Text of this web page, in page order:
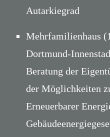
Autarkiegrad
Mehrfamilienhaus
Dortmund-
Beratung der
der Möglichkeiten
Erneuerbarer